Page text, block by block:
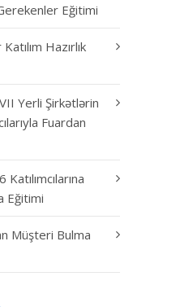
Eğitimi
Hazırlık
Yerli Şirkətlərin
Fuardan
Eğitimi
Müşteri Bulma